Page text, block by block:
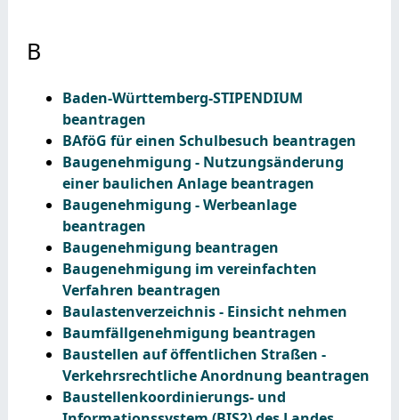
B
Baden-Württemberg-STIPENDIUM
beantragen
BAföG für einen Schulbesuch beantragen
Baugenehmigung - Nutzungsänderung
einer baulichen Anlage beantragen
Baugenehmigung - Werbeanlage
beantragen
Baugenehmigung beantragen
Baugenehmigung im vereinfachten
Verfahren beantragen
Baulastenverzeichnis - Einsicht nehmen
Baumfällgenehmigung beantragen
Baustellen auf öffentlichen Straßen -
Verkehrsrechtliche Anordnung beantragen
Baustellenkoordinierungs- und